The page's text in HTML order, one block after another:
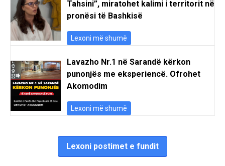
Tahsini”, miratohet kalimi i territorit në
pronësi të Bashkisë
Lexoni më shumë
Lavazho Nr.1 në Sarandë kërkon
punonjës me eksperiencë. Ofrohet
Akomodim
Lexoni më shumë
Lexoni postimet e fundit